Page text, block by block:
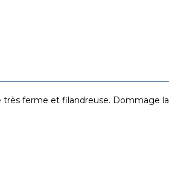
très ferme et filandreuse. Dommage